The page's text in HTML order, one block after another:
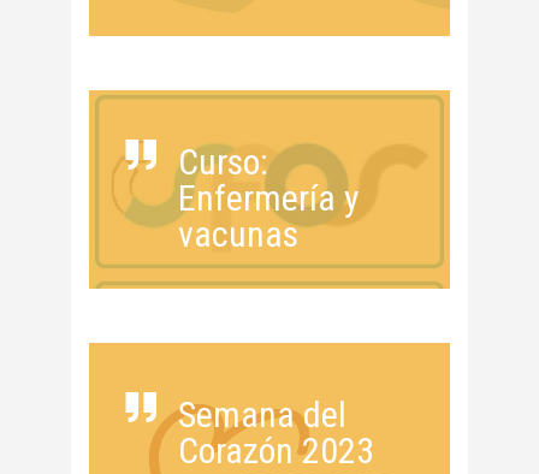
Curso:
Enfermería y
vacunas
Semana del
Corazón 2023